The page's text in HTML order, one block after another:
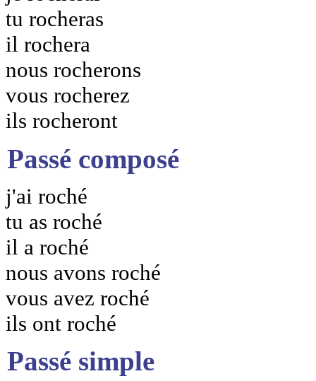
tu rocheras
il rochera
nous rocherons
vous rocherez
ils rocheront
Passé composé
j'ai roché
tu as roché
il a roché
nous avons roché
vous avez roché
ils ont roché
Passé simple